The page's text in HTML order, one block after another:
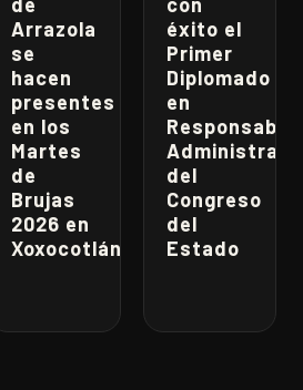
Arrazola
se
hacen
presentes
en los
Martes
de
Brujas
2026 en
Xoxocotlán
éxito el
Primer
Diplomado
en
del
Congreso
del
Estado